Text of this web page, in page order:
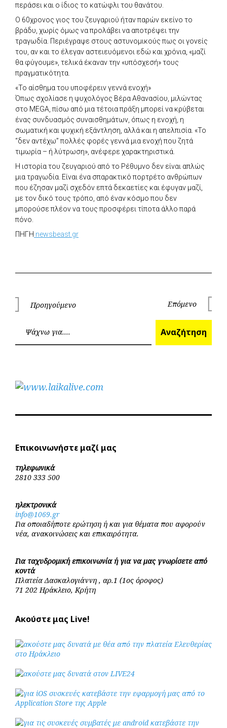
περάσει και ο ίδιος το κατώφλι του θανάτου.
Ο 60χρονος γιος του ζευγαριού ήταν παρών εκείνο το
βράδυ, χωρίς όμως να προλάβει να αποτρέψει την
τραγωδία. Περιέγραψε στους αστυνομικούς πως οι γονείς
του, αν και το έλεγαν αστειευόμενοι εδώ και χρόνια, «μαζί
θα φύγουμε», τελικά έκαναν την «υπόσχεσή» τους
πραγματικότητα.
«Το αίσθημα του υποφέρειν γεννά ενοχή»
Όπως σχολίασε η ψυχολόγος Βέρα Αθανασίου, μιλώντας
στο MEGA, πίσω από μια τέτοια πράξη μπορεί να κρύβεται
ένας συνδυασμός συναισθημάτων, όπως η ενοχή, η
σωματική και ψυχική εξάντληση, αλλά και η απελπισία. «Το
“δεν αντέχω” πολλές φορές γεννά μια ενοχή που ζητά
τιμωρία – ή λύτρωση», ανέφερε χαρακτηριστικά.
Η ιστορία του ζευγαριού από το Ρέθυμνο δεν είναι απλώς
μια τραγωδία. Είναι ένα σπαρακτικό πορτρέτο ανθρώπων
που έζησαν μαζί σχεδόν επτά δεκαετίες και έφυγαν μαζί,
με τον δικό τους τρόπο, από έναν κόσμο που δεν
μπορούσε πλέον να τους προσφέρει τίποτα άλλο παρά
πόνο.
ΠΗΓΗ newsbeast.gr
Πλοήγηση
άρθρων
Προηγούμενο Επόμενο
Αναζήτηση
Επικοινωνήστε μαζί μας
τηλεφωνικά
2810 333 500
ηλεκτρονικά
info@1069.gr
Για οποιαδήποτε ερώτηση ή και για θέματα που αφορούν
νέα, ανακοινώσεις και επικαιρότητα.
Για ταχυδρομική επικοινωνία ή για να μας γνωρίσετε από
κοντά
Πλατεία Δασκαλογιάννη , αρ.1 (1ος όροφος)
71 202 Ηράκλειο, Κρήτη
Ακούστε μας Live!